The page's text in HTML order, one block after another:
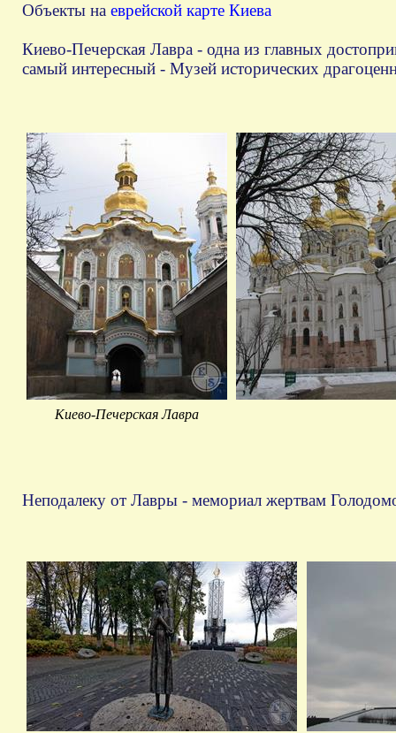
Киево-Печерская Лавра
Объекты на еврейской карте Киева
Киево-Печерская Лавра - одна из главных
самый интересный - Музей исторических
Неподалеку от Лавры - мемориал жертвам